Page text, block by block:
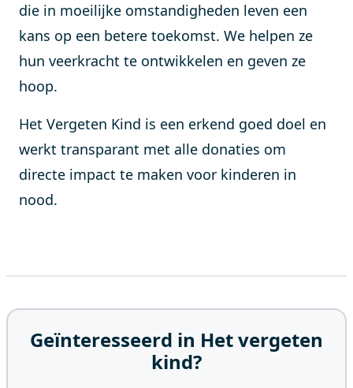
die in moeilijke omstandigheden leven een
kans op een betere toekomst. We helpen ze
hun veerkracht te ontwikkelen en geven ze
hoop.
Het Vergeten Kind is een erkend goed doel en
werkt transparant met alle donaties om
directe impact te maken voor kinderen in
nood.
Geïnteresseerd in Het vergeten
kind?